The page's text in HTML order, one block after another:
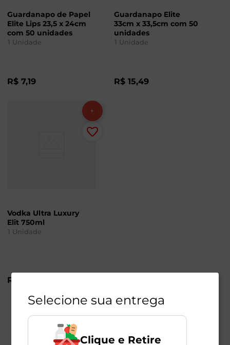
Guardanapo de Papel
Elite Lips 23,5 x 24cm
com 50 unidades
1 Unidade
R$ 7,19
Guardanapo Elite
33cm x 33,5cm com 50
unidades
1 Unidade
R$ 15,49
Vodka Ultra Luxury
Elit 750ml
1 Unidade
R$
Selecione sua entrega
Clique e Retire